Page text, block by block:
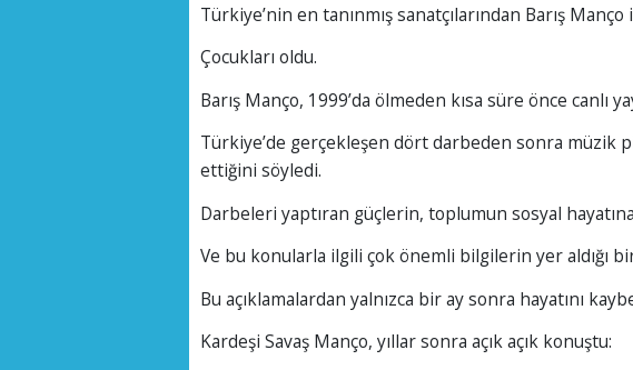
Türkiye’nin en tanınmış sanatçılarından Barış
Çocukları oldu.
Barış Manço, 1999’da ölmeden kısa süre önce canlı
Türkiye’de gerçekleşen dört darbeden sonra müzik
ettiğini söyledi.
Darbeleri yaptıran güçlerin, toplumun sosyal
Ve bu konularla ilgili çok önemli bilgilerin yer aldığı
Bu açıklamalardan yalnızca bir ay sonra hayatını
Kardeşi Savaş Manço, yıllar sonra açık açık konuştu: